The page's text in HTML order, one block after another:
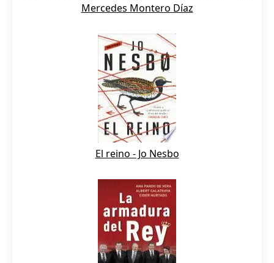
Mercedes Montero Díaz
El reino - Jo Nesbo